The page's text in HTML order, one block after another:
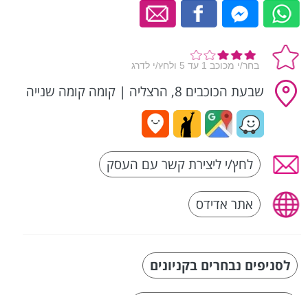
שבעת הכוכבים 8, הרצליה | קומה קומה שנייה
לחץ/י ליצירת קשר עם העסק
אתר אדידס
לסניפים נבחרים בקניונים